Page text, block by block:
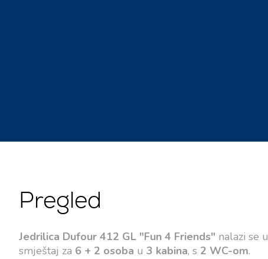
Pregled
Jedrilica Dufour 412 GL "Fun 4 Friends" nalazi se u
smještaj za 6 + 2 osoba u 3 kabina, s 2 WC-om.